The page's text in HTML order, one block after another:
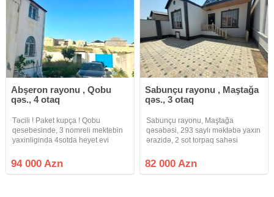
Abşeron rayonu , Qobu
qəs., 4 otaq
Təcili ! Paket kupça ! Qobu
qesebesinde, 3 nomreli mektebin
yaxinliginda 4sotda heyet evi
temir olunub. Awaqi mertebede 1
zal, 1 yataq otagi, kuxna ve
94 000 Azn
Sabunçu rayonu , Maştağa
qəs., 3 otaq
Sabunçu rayonu, Maştağa
qəsəbəsi, 293 saylı məktəbə yaxın
ərazidə, 2 sot torpaq sahəsi
ümumi tikili sahəsi 88 kv/m olan
Həyət Evi Satılır. Ev qoşa daşla
82 000 Azn